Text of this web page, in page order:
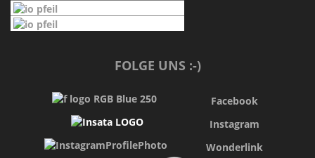
FOLGE UNS :-)
Facebook
Instagram
Wonderlink